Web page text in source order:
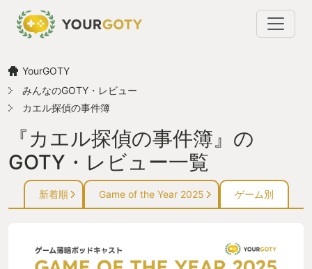
YourGOTY
みんなのGOTY・レビュー
カエル探偵の事件簿
『カエル探偵の事件簿』の
GOTY・レビュー一覧
新着順 Game of the Year 2025 ゲーム別